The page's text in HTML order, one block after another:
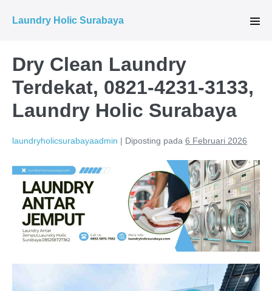
Laundry Holic Surabaya
Dry Clean Laundry
Terdekat, 0821-4231-3133,
Laundry Holic Surabaya
laundryholicsurabayaadmin | Diposting pada 6 Februari 2026